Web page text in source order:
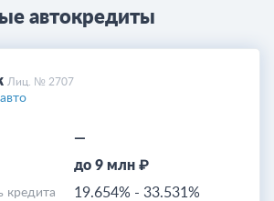
автокредиты
Лиц. № 2707
—
до 9 млн ₽
19.654% - 33.531%
кредита